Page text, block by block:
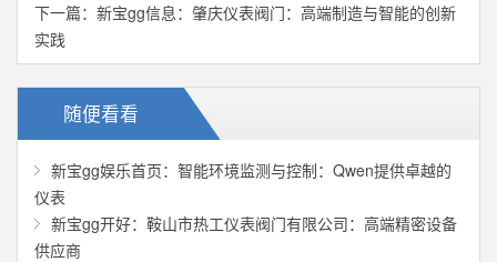
下一篇： 新宝gg信息：肇庆仪表阀门：高端制造与智能的创新
实践
随便看看
新宝gg娱乐首页：智能环境监测与控制：Qwen提供卓越的
仪表
新宝gg开好：鞍山市热工仪表阀门有限公司：高端精密设备
供应商